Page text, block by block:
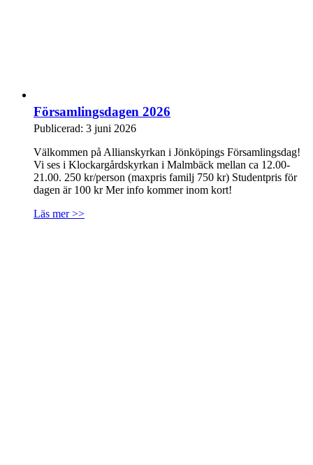
Församlingsdagen 2026
Publicerad: 3 juni 2026
Välkommen på Allianskyrkan i Jönköpings Församlingsdag!
Vi ses i Klockargårdskyrkan i Malmbäck mellan ca 12.00-
21.00. 250 kr/person (maxpris familj 750 kr) Studentpris för
dagen är 100 kr Mer info kommer inom kort!
Läs mer >>